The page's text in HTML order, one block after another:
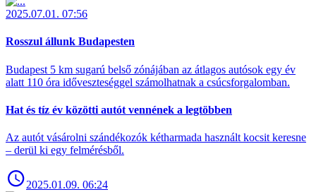
2025.07.01. 07:56
Rosszul állunk Budapesten
Budapest 5 km sugarú belső zónájában az átlagos autósok egy év
alatt 110 óra időveszteséggel számolhatnak a csúcsforgalomban.
Hat és tíz év közötti autót vennének a legtöbben
Az autót vásárolni szándékozók kétharmada használt kocsit keresne
– derül ki egy felmérésből.
2025.01.09. 06:24